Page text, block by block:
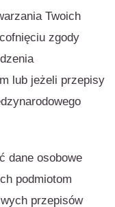
Twoich
zgody
lub jeżeli przepisy
dane osobowe
podmiotom
przepisów